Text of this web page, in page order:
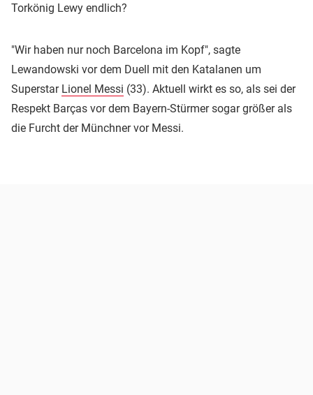
Torkönig Lewy endlich?
"Wir haben nur noch Barcelona im Kopf", sagte
Lewandowski vor dem Duell mit den Katalanen um
Superstar Lionel Messi (33). Aktuell wirkt es so, als sei der
Respekt Barças vor dem Bayern-Stürmer sogar größer als
die Furcht der Münchner vor Messi.